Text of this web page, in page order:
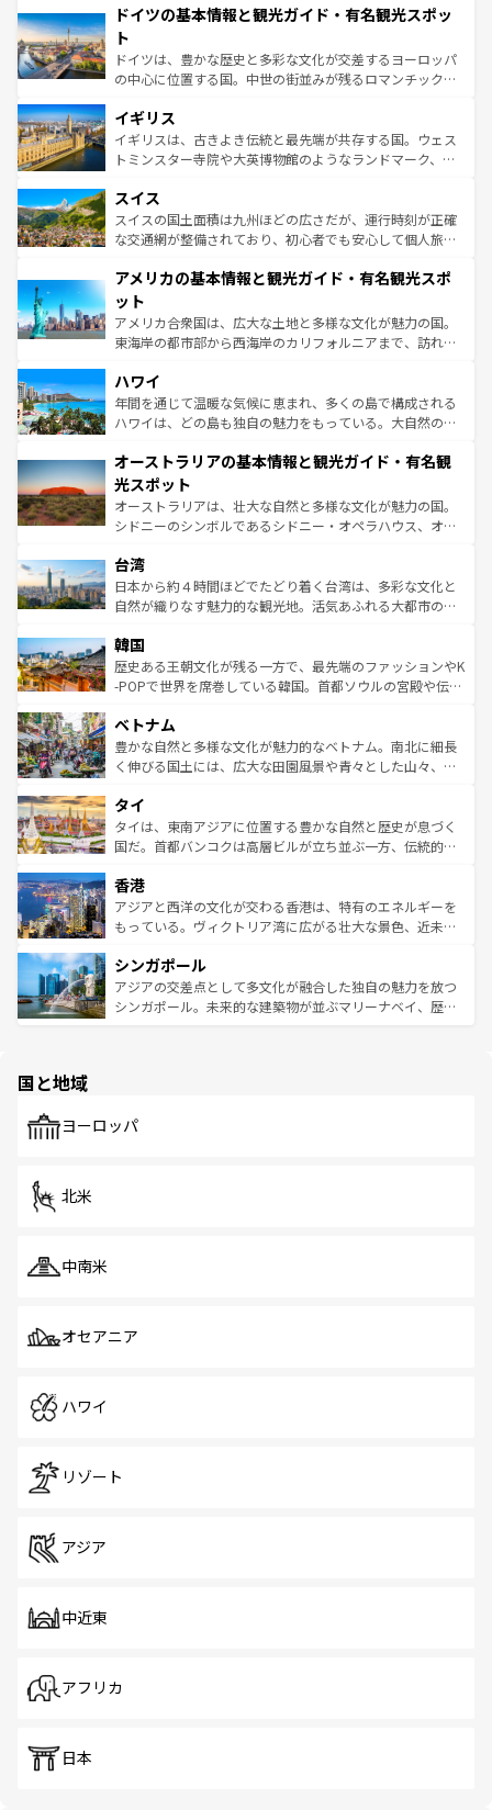
せる。地方によって風土や気候が異なるスペインはその個
ンテンツ一覧 を参照してほしい。
で、幅広い魅力が詰まっている。華麗な宮殿、歴史的な大
聖堂、美しいビーチ、そして豊かな自然が、訪れる者を心
から魅了する。また、フランスは美食の国としても知ら
れ、フランス料理はユネスコ無形文化遺産にも登録されて
香り高いラベンダー畑など、多彩な楽しみ方が可能だ。さ
らに、パリ以外の地域にも魅力が溢れており、どの街角に
も豊かな歴史と文化が息づいている。パリ以外の個性あふ
を参照してほしい。
ドイツの基本情報と観光ガイド・有名観光スポッ
ト
ドイツは、豊かな歴史と多彩な文化が交差するヨーロッパ
の中心に位置する国。中世の街並みが残るロマンチック街
顔を持つこの国は、どこを歩いても飽きることがない。ベ
ルリンの文化的活気、バイエルン州のアルプスの絶景、そ
してライン川沿いのワイン畑といった風景は必見。ビール
は、お酒好きな人にはぜひ体験してほしい。 なお、新着の
ドイツ情報はコンテンツ一覧を参照してほしい。
イギリス
イギリスは、古きよき伝統と最先端が共存する国。ウェス
トミンスター寺院や大英博物館のようなランドマーク、歴
リアごとに異なる魅力がある。また、優雅なアフタヌーン
ティー、ビール好きにはたまらない英国パブ、サッカー観
戦など、本場だからこそできる体験も豊富。イギリスを旅
ンツ一覧を参照してほしい。
スイス
スイスの国土面積は九州ほどの広さだが、運行時刻が正確
な交通網が整備されており、初心者でも安心して個人旅行
の建物がそのまま残る町や、スイスならではのユニークな
博物館もあり、アルプス観光だけでなく町歩きも満喫する
ことができる。国民の所得が高いため物価も高いが、旅行
者向けの交通パス提供のサービスもあり、うまく活用すれ
着のスイス情報は
アメリカの基本情報と観光ガイド・有名観光スポ
ット
アメリカ合衆国は、広大な土地と多様な文化が魅力の国。
東海岸の都市部から西海岸のカリフォルニアまで、訪れる
のような巨大都市は、観光、ショッピング、エンターテイ
ンメントが詰まった刺激的なスポットだ。一方、アメリカ
西部には大自然が広がり、グランドキャニオンやイエロー
部のニューオーリンズでは、音楽と美食が融合した独特の
文化が魅力。旅行者はアメリカの各地域で異なる魅力を楽
しみながら、その多様性と豊かな歴史を感じることができ
るだろう。車でのロードトリップや列車の旅も、アメリカ
情報は
ハワイ
年間を通じて温暖な気候に恵まれ、多くの島で構成される
ハワイは、どの島も独自の魅力をもっている。大自然の神
ワイ島は見逃せない。また、定番の観光地といえばオアフ
島だが、静かな自然を求めるならマウイ島やカウアイ島が
おすすめ。エメラルドグリーンに輝く海をはじめ、豊かな
文化や歴史が息づいている。「アロハスピリット」と呼ば
人々、おいしいローカルフードやハワイアンミュージッ
ク、伝統的なフラダンスなど、すべてがハワイの魅力を彩
っている。訪れるたびに新しい発見と感動が待っているハ
はコンテンツ一覧
オーストラリアの基本情報と観光ガイド・有名観
光スポット
オーストラリアは、壮大な自然と多様な文化が魅力の国。
シドニーのシンボルであるシドニー・オペラハウス、オー
リアリーフや大陸中央部にそびえるウルル（エアーズロッ
ク）、タスマニアの美しい原生林やケアンズの熱帯雨林な
ど、見どころがたくさん。また、カフェやワイン、オージ
いる。アクティビティも充実しており、サーフィンやダイ
ビング、ハイキングなど、アウトドア好きにはたまらな
い。オーストラリアの多彩な魅力を存分に味わいつくそ
参照してほしい。
台湾
日本から約４時間ほどでたどり着く台湾は、多彩な文化と
自然が織りなす魅力的な観光地。活気あふれる大都市の台
ン）、静ひつな山岳地帯である台湾東部など、都市の喧騒
と山間の静けさが共存しており、訪れる人に新しい発見と
驚きをもたらしてくれる。また、奥深い台湾の食文化も魅
容にもいいと評判のスイーツなど、バラエティ豊かな料理
が味わえる。 なお、新着の台湾情報は コンテンツ一覧を参
照してほしい。
韓国
歴史ある王朝文化が残る一方で、最先端のファッションやK
-POPで世界を席巻している韓国。首都ソウルの宮殿や伝統
き、地方に足を延ばせば四季折々の自然美を楽しむことが
できる。そして、キムチや焼肉、絶品のストリートフード
まで、さまざまな韓国料理が待っている。夜には、韓国な
リティに包まれながら、韓国の多彩な魅力を心ゆくまで味
わってみてほしい。 なお、新着の韓国情報はコンテンツ一
覧を参照してほしい。
ベトナム
豊かな自然と多様な文化が魅力的なベトナム。南北に細長
く伸びる国土には、広大な田園風景や青々とした山々、世
急速な発展と共に伝統が息づく。ハノイの古い町並みやホ
ーチミン市のフランス統治時代の建物も、独特の雰囲気を
醸し出している。また、バラエティの豊かさとおいしさで
とつ。フォーやバインミー、ベトナムコーヒーなどは、ぜ
ひ現地で味わいたい。どの地域を訪れてもあたたかい人々
が旅行者を迎えてくれるので、きっと忘れられない旅にな
参照してほしい。
タイ
タイは、東南アジアに位置する豊かな自然と歴史が息づく
国だ。首都バンコクは高層ビルが立ち並ぶ一方、伝統的な
の活気が交差している。北部ではチェンマイなどの山岳地
帯で自然と触れ合い、南部ではプーケットやクラビの美し
いビーチでリゾート気分を楽しむことができる。タイ料理
激する。気候は一年中温暖で、どの季節にも異なる楽しみ
が待っている。親しみやすいタイの人々、仏教を中心とし
た文化、そして多様な観光資源が、訪れる旅人を魅了し続
香港
アジアと西洋の文化が交わる香港は、特有のエネルギーを
もっている。ヴィクトリア湾に広がる壮大な景色、近未来
み、どこを訪れても感動するはず。観光スポットが密集し
ており、効率よく見どころを回れるのも魅力。息をのむよ
うな絶景から文化的な体験まで、香港を存分に楽しみ尽く
シンガポール
アジアの交差点として多文化が融合した独自の魅力を放つ
シンガポール。未来的な建築物が並ぶマリーナベイ、歴史
で、ホーカーズは地元の風情を楽しめる外せないスポット
国と地域
ヨーロッパ
北米
中南米
オセアニア
ハワイ
リゾート
アジア
中近東
アフリカ
日本